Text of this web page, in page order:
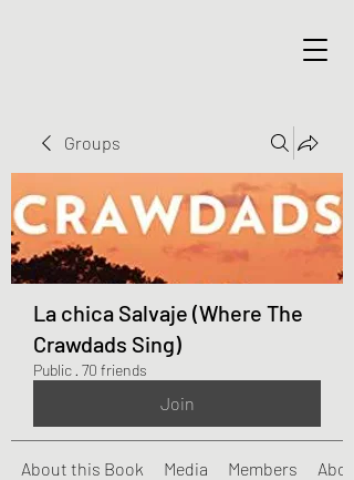
Groups
La chica Salvaje (Where The
Crawdads Sing)
Public · 70 friends
Join
About this Book Media Members About